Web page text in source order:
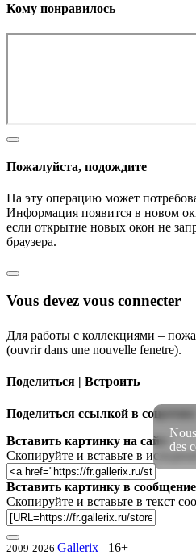
Кому понравилось
Пожалуйста, подождите
На эту операцию может
Информация появится в новом
если открытие новых окон не
браузера.
Vous devez vous connecter
Для работы с коллекциями –
(ouvrir dans une nouvelle fenetre).
Поделиться | Встроить
Поделиться ссылкой в соцсетях:
Вставить картинку на сайт:
Скопируйте и вставьте в
Вставить картинку в
Скопируйте и вставьте в текст
2009-2026 Gallerix 16+
des